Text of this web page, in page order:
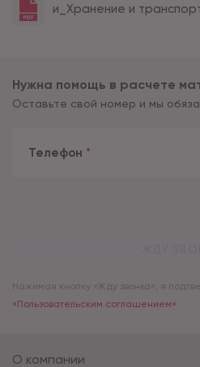
и_Хранение и
Нужна помощь в расчете
Оставьте свой номер и мы
Телефон *
Нажимая кнопку «Жду звонка», я
«Пользовательским соглашением»
О компании